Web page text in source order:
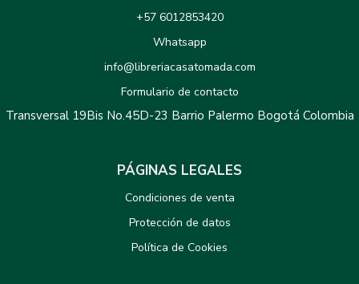
+57 6012853420
Whatsapp
info@libreriacasatomada.com
Formulario de contacto
Transversal 19Bis No.45D-23 Barrio Palermo Bogotá Colombia
PÁGINAS LEGALES
Condiciones de venta
Protección de datos
Política de Cookies